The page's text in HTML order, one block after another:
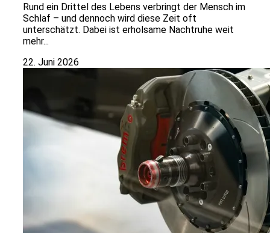
Rund ein Drittel des Lebens verbringt der Mensch im
Schlaf – und dennoch wird diese Zeit oft
unterschätzt. Dabei ist erholsame Nachtruhe weit
mehr...
22. Juni 2026